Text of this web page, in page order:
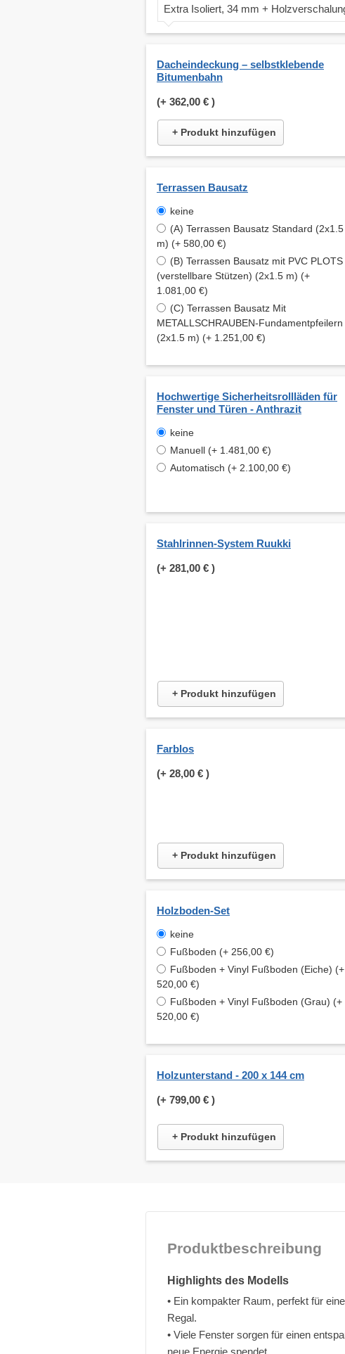
Extra Isoliert, 34 mm +
Dacheindeckung – selbstklebende
Bitumenbahn
(+ 362,00 € )
+ Produkt hinzufügen
Terrassen Bausatz
keine
(A) Terrassen Bausatz Standard (2x1.5
m) (+ 580,00 €)
(B) Terrassen Bausatz mit PVC PLOTS
(verstellbare Stützen) (2x1.5 m) (+
1.081,00 €)
(C) Terrassen Bausatz Mit
METALLSCHRAUBEN-Fundamentpfeilern
(2x1.5 m) (+ 1.251,00 €)
Hochwertige Sicherheitsrollläden für
Fenster und Türen - Anthrazit
keine
Manuell (+ 1.481,00 €)
Automatisch (+ 2.100,00 €)
Stahlrinnen-System Ruukki
(+ 281,00 € )
+ Produkt hinzufügen
Farblos
(+ 28,00 € )
+ Produkt hinzufügen
Holzboden-Set
keine
Fußboden (+ 256,00 €)
Fußboden + Vinyl Fußboden (Eiche) (+
520,00 €)
Fußboden + Vinyl Fußboden (Grau) (+
520,00 €)
Holzunterstand - 200 x 144 cm
(+ 799,00 € )
+ Produkt hinzufügen
Produktbeschreibung
Highlights des Modells
• Ein kompakter Raum, perfekt für
Regal.
• Viele Fenster sorgen für einen